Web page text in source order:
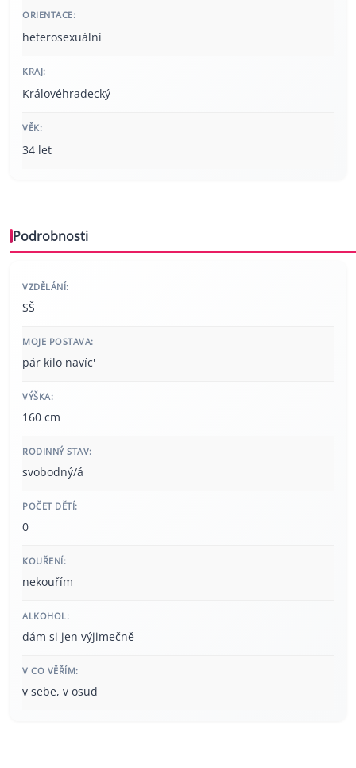
ORIENTACE:
heterosexuální
KRAJ:
Královéhradecký
VĚK:
34 let
Podrobnosti
VZDĚLÁNÍ:
SŠ
MOJE POSTAVA:
pár kilo navíc'
VÝŠKA:
160 cm
RODINNÝ STAV:
svobodný/á
POČET DĚTÍ:
0
KOUŘENÍ:
nekouřím
ALKOHOL:
dám si jen výjimečně
V CO VĚŘÍM:
v sebe, v osud